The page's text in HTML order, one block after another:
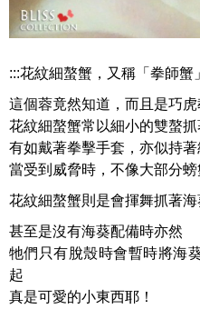
:::花紋細螯蟹，又稱「拳師蟹
這個蓉竟然知道，而且是巧
花紋細螯蟹常以細小的雙螯
有如戴著拳擊手套，亦似持
當受到威脅時，不像大部分
花紋細螯蟹則是會揮舞抓著
甚至是沒有海葵配備時亦然
牠們只有脫殼時會暫時將海
起
真是可愛的小東西耶！